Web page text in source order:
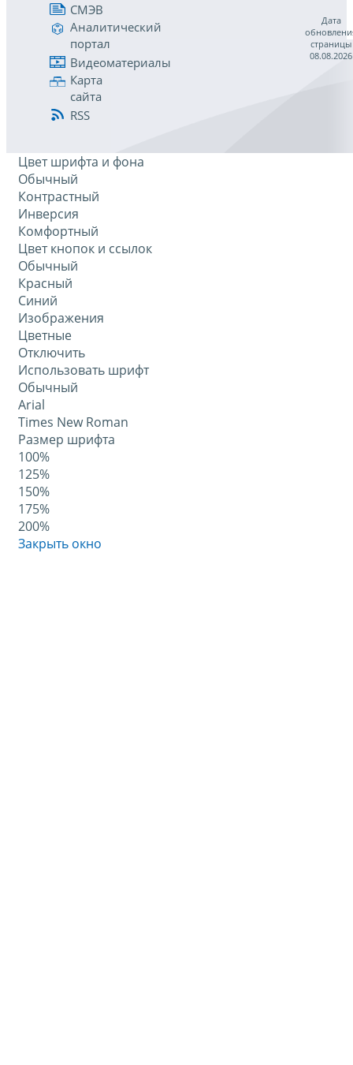
СМЭВ
Аналитический
портал
Видеоматериалы
Карта
сайта
RSS
Дата
страницы
08.08.2026
Цвет шрифта и фона
Обычный
Контрастный
Инверсия
Комфортный
Цвет кнопок и ссылок
Обычный
Красный
Синий
Изображения
Цветные
Отключить
Использовать шрифт
Обычный
Arial
Times New Roman
Размер шрифта
100%
125%
150%
175%
200%
Закрыть окно